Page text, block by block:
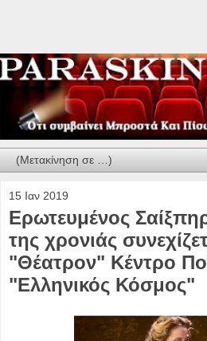
15 Ιαν 2019
Ερωτευμένος
της χρονιάς
"Θέατρον" Κέντρο
"Ελληνικός Κόσμος"